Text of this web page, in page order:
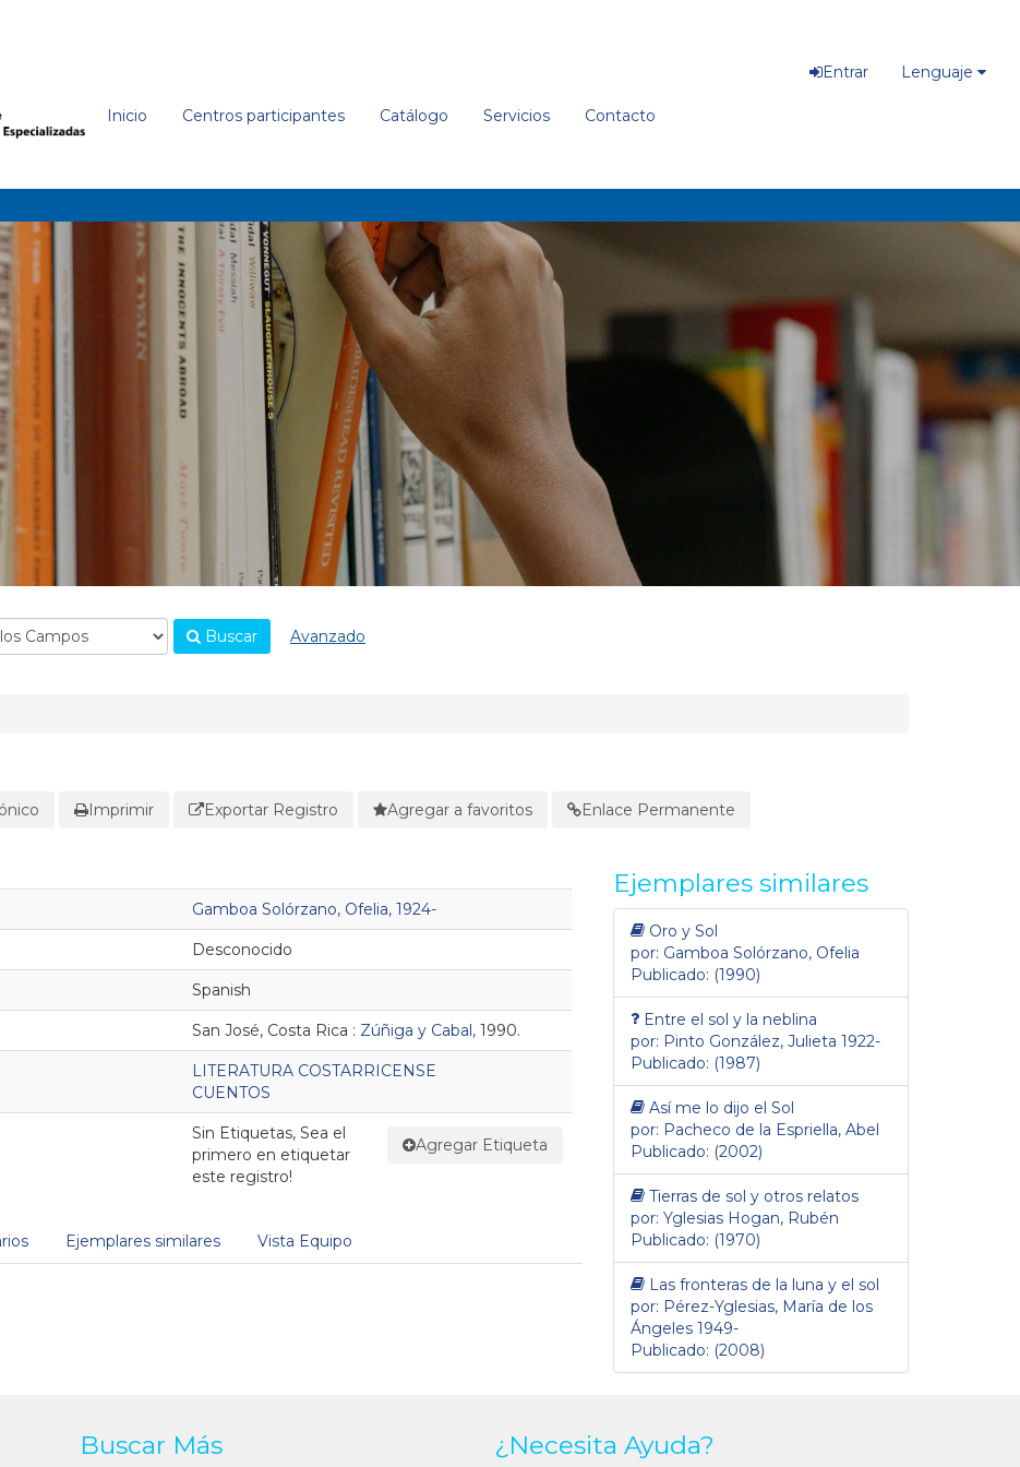
Inicio Centros participantes Catálogo Servicios Contacto
Entrar Lenguaje
Buscar Avanzado
Imprimir Exportar Registro Agregar a favoritos Enlace Permanente
Gamboa Solórzano, Ofelia, 1924-
Desconocido
Spanish
San José, Costa Rica : Zúñiga y Cabal, 1990.
LITERATURA COSTARRICENSE
CUENTOS
Agregar Etiqueta
Sin Etiquetas, Sea el
primero en etiquetar
este registro!
Ejemplares similares Vista Equipo
Ejemplares similares
Oro y Sol
por: Gamboa Solórzano, Ofelia
Publicado: (1990)
Entre el sol y la neblina
por: Pinto González, Julieta 1922-
Publicado: (1987)
Así me lo dijo el Sol
por: Pacheco de la Espriella, Abel
Publicado: (2002)
Tierras de sol y otros relatos
por: Yglesias Hogan, Rubén
Publicado: (1970)
Las fronteras de la luna y el sol
por: Pérez-Yglesias, María de los
Ángeles 1949-
Publicado: (2008)
Buscar Más ¿Necesita Ayuda?